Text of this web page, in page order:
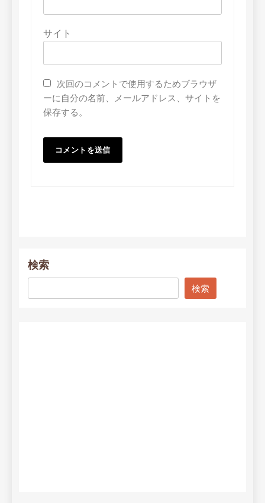
サイト
次回のコメントで使用するためブラウザ
ーに自分の名前、メールアドレス、サイトを
保存する。
検索
検索